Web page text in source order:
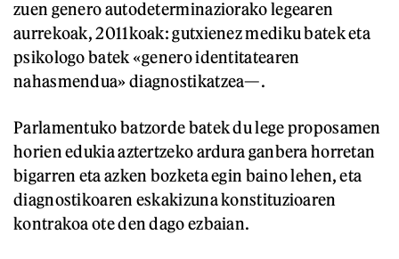
zuen genero autodeterminaziorako legearen
aurrekoak, 2011koak: gutxienez mediku batek eta
psikologo batek «genero identitatearen
nahasmendua» diagnostikatzea—.
Parlamentuko batzorde batek du lege proposamen
horien edukia aztertzeko ardura ganbera horretan
bigarren eta azken bozketa egin baino lehen, eta
diagnostikoaren eskakizuna konstituzioaren
kontrakoa ote den dago ezbaian.